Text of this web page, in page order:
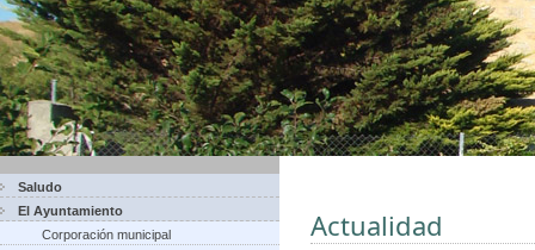
Saludo
El Ayuntamiento
Corporación municipal
Actualidad